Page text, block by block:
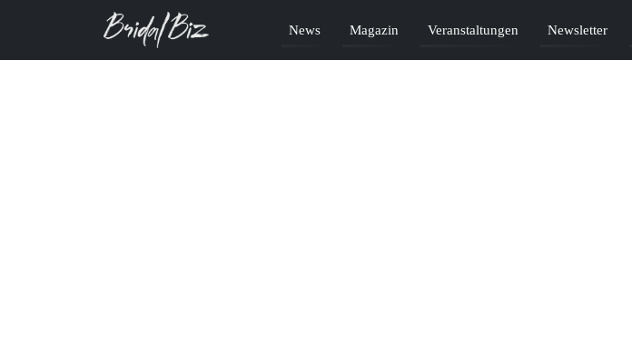
News Magazin Veranstaltungen Newsletter